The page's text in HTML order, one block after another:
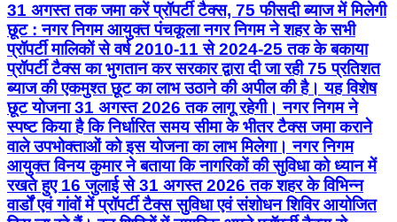
31 अगस्त तक जमा करें प्रॉपर्टी टैक्स, 75 फीसदी ब्याज में मिलेगी
छूट : नगर निगम आयुक्त पंचकूला नगर निगम ने शहर के सभी
प्रॉपर्टी मालिकों से वर्ष 2010-11 से 2024-25 तक के बकाया
प्रॉपर्टी टैक्स का भुगतान कर सरकार द्वारा दी जा रही 75 प्रतिशत
ब्याज की एकमुश्त छूट का लाभ उठाने की अपील की है। यह विशेष
छूट योजना 31 अगस्त 2026 तक लागू रहेगी। नगर निगम ने
स्पष्ट किया है कि निर्धारित समय सीमा के भीतर टैक्स जमा कराने
वाले उपभोक्ताओं को इस योजना का लाभ मिलेगा। नगर निगम
आयुक्त विनय कुमार ने बताया कि नागरिकों की सुविधा को ध्यान में
रखते हुए 16 जुलाई से 31 अगस्त 2026 तक शहर के विभिन्न
वार्डों एवं गांवों में प्रॉपर्टी टैक्स सुविधा एवं संशोधन शिविर आयोजित